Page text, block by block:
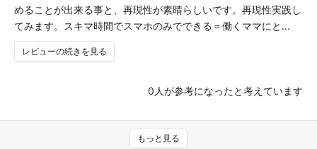
めることが出来る事と、再現性が素晴らしいです。再現性実践し
てみます。スキマ時間でスマホのみでできる＝働くママにと…
レビューの続きを見る
0人が参考になったと考えています
もっと見る